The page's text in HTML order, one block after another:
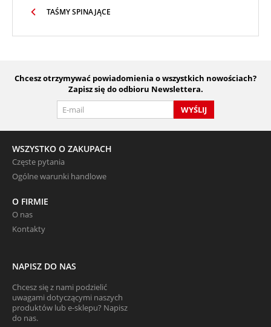
TAŚMY SPINAJĄCE
Chcesz otrzymywać powiadomienia o wszystkich nowościach?
Zapisz się do odbioru Newslettera.
WYŚLIJ
WSZYSTKO O ZAKUPACH
Częste pytania
Ogólne warunki handlowe
O FIRMIE
O nas
Kontakty
NAPISZ DO NAS
Chcesz się z nami podzielić
uwagami dotyczącymi naszych
produktów lub e-sklepu? Napisz
do nas.